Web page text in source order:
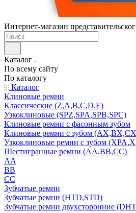
Интернет-магазин
Каталог
По всему сайту
По каталогу
Каталог
Клиновые ремни
Классические (Z,A,B,C,D,E)
Узкоклиновые (SPZ,SPA,SPB,SPC)
Клиновые ремни с фасонным зубом
Клиновые ремни с зубом
Узкоклиновые ремни с зубом
Шестигранные ремни (AA,BB,CC)
AA
BB
CC
Зубчатые ремни
Зубчатые ремни (HTD,STD)
Зубчатые ремни двухсторонние